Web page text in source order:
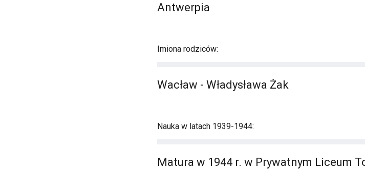
Antwerpia
Imiona rodziców:
Wacław - Władysława Żak
Nauka w latach 1939-1944:
Matura w 1944 r. w Prywatnym Liceum